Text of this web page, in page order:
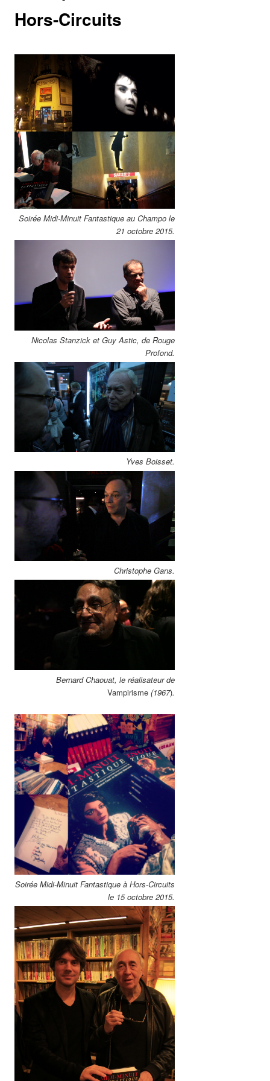
Hors-Circuits
Soirée Midi-Minuit Fantastique au Champo le
21 octobre 2015.
Nicolas Stanzick et Guy Astic, de Rouge
Profond.
Yves Boisset.
Christophe Gans.
Bernard Chaouat, le réalisateur de
Vampirisme(1967).
Soirée Midi-Minuit Fantastique à Hors-Circuits
le 15 octobre 2015.